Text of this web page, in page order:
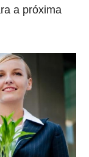
a próxima